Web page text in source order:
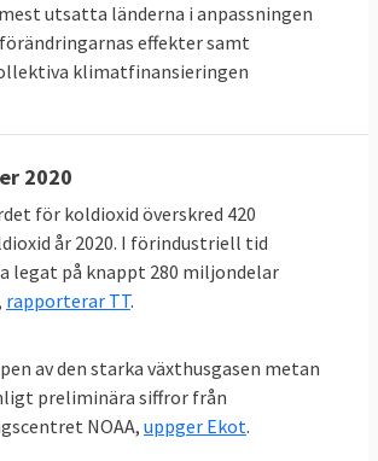
energianvändning
i EU
primära energianvändningen,
invånare framgår vilka
mest energi. Svenskarna
energi än andra i EU räknat
hamnar på delad tredje plats
efter Luxemburg och
2011 2021 Förändring
utsatta länderna i anpassningen
effekter samt
klimatfinansieringen
2020
för koldioxid överskred 420
år 2020. I förindustriell tid
legat på knappt 280 miljondelar
rapporterar TT.
av den starka växthusgasen metan
preliminära siffror från
NOAA, uppger Ekot.